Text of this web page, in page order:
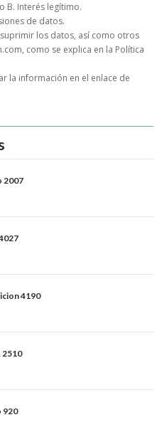
B. Interés legítimo.
de datos.
los datos, así como otros
como se explica en la Política
la información en el enlace de
2007
4190
2510
920